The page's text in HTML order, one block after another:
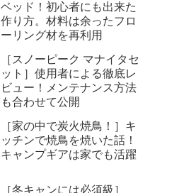
ベッド！初心者にも出来た
作り方。材料は余ったフロ
ーリング材を再利用
［スノーピーク マナイタセ
ット］使用者による徹底レ
ビュー！メンテナンス方法
も合わせて公開
［家の中で炭火焼鳥！］キ
ッチンで焼鳥を焼いた話！
キャンプギアは家でも活躍
［冬キャンには必須級］